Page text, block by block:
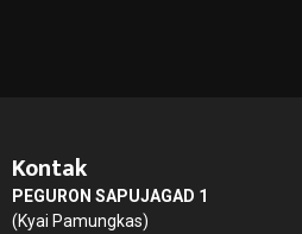
Kontak
PEGURON SAPUJAGAD 1
(Kyai Pamungkas)